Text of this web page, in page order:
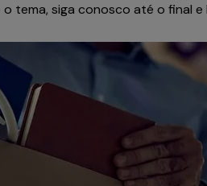
tema, siga conosco até o final e